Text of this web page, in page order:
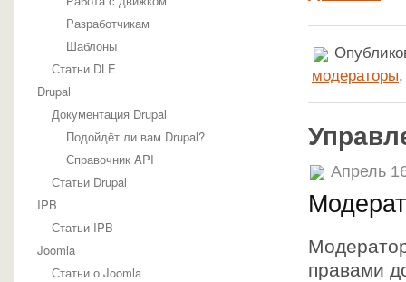
Разработчикам
Шаблоны
Статьи DLE
Drupal
Документация Drupal
Подойдёт ли вам Drupal?
Справочник API
Статьи Drupal
IPB
Статьи IPB
Joomla
Статьи о Joomla
модераторы
Апрель
правами